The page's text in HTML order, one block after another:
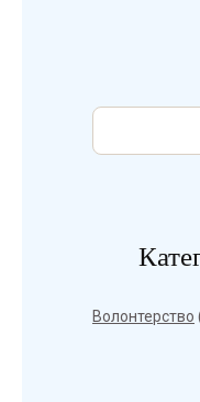
Волонтерство